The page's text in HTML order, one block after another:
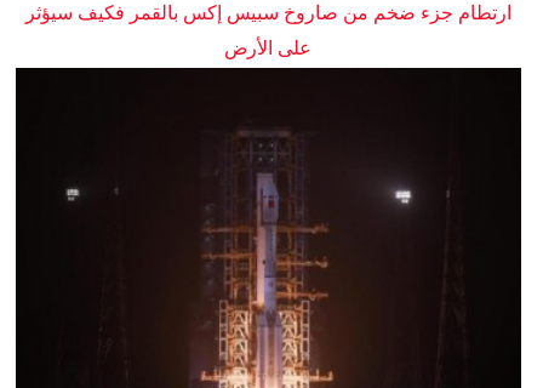
ارتطام جزء ضخم من صاروخ سبيس إكس بالقمر فكيف سيؤثر
على الأرض